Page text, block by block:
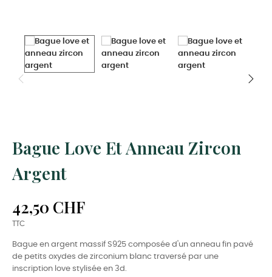
Bague Love Et Anneau Zircon
Argent
42,50 CHF
TTC
Bague en argent massif S925 composée d'un anneau fin pavé
de petits oxydes de zirconium blanc traversé par une
inscription love stylisée en 3d.